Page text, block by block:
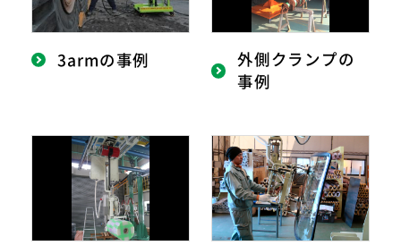
シンテック公式Instagram
3armの事例
外側クランプの
事例